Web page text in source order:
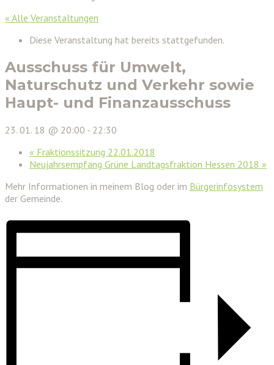
« Alle Veranstaltungen
Diese Veranstaltung hat bereits stattgefunden.
Ausschuss für Umwelt,
Naturschutz und Verkehr sowie
Haupt- und Finanzausschuss
23. 01. 18 @ 20:00 - 22:30
« Fraktionssitzung 22.01.2018
Neujahrsempfang Grüne Landtagsfraktion Hessen 2018 »
Mehr Informationen in meinem Blog oder im Bürgerinfosystem
der Gemeinde.